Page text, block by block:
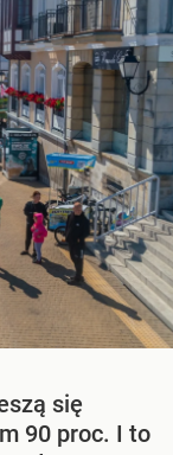
się
90 proc. I to